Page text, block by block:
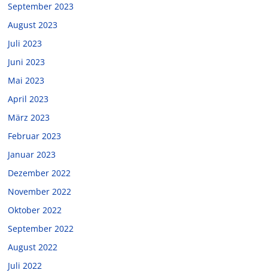
September 2023
August 2023
Juli 2023
Juni 2023
Mai 2023
April 2023
März 2023
Februar 2023
Januar 2023
Dezember 2022
November 2022
Oktober 2022
September 2022
August 2022
Juli 2022